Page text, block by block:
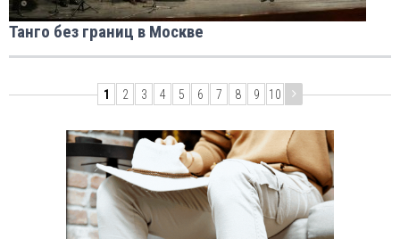
Танго без границ в Москве
1 2 3 4 5 6 7 8 9 10